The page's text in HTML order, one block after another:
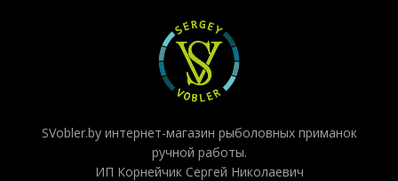
SVobler.by интернет-магазин рыболовных приманок
ручной работы.
ИП Корнейчик Сергей Николаевич